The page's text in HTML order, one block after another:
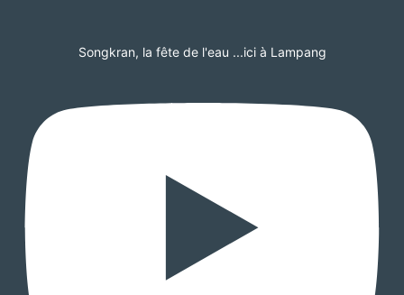
Songkran, la fête de l'eau ...ici à Lampang